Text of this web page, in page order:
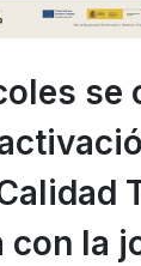
se
con la